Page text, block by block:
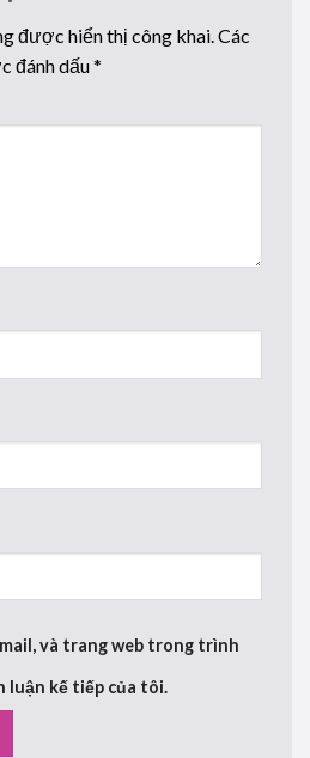
được hiển thị công khai.Các
đánh dấu*
và trang web trong trình
luận kế tiếp của tôi.